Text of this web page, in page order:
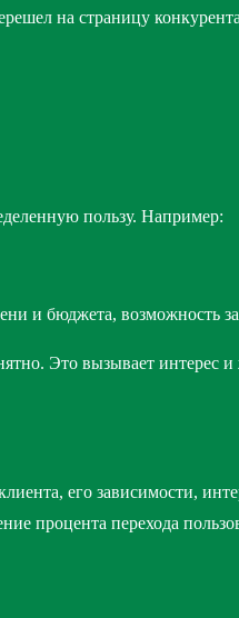
на страницу
пользу. Например:
и бюджета, возможность
Это вызывает интерес
его зависимости,
процента перехода